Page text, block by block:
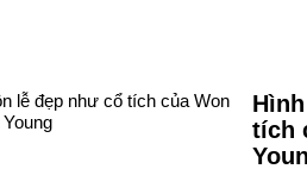
tích